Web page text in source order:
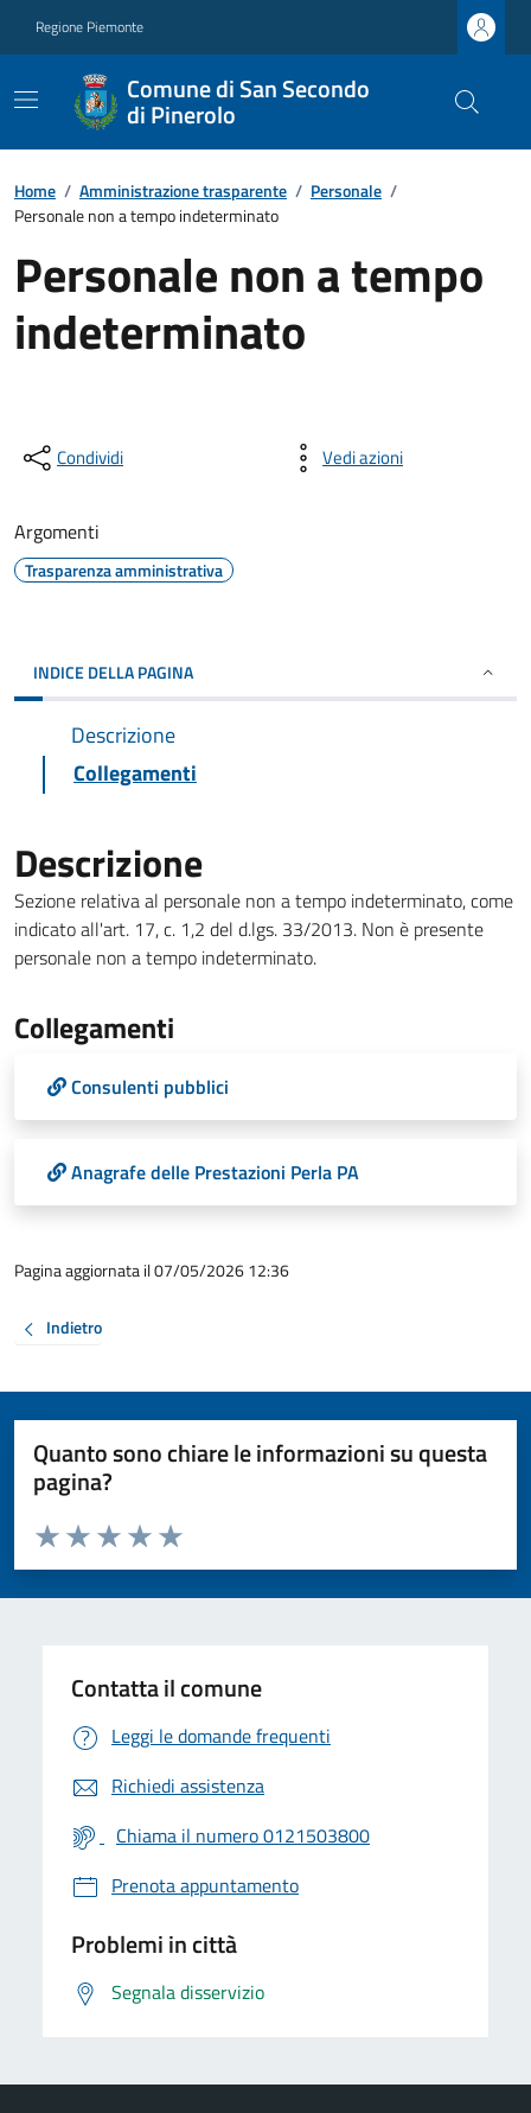
Regione Piemonte
Comune di San Secondo
di Pinerolo
Home / Amministrazione trasparente / Personale /
Personale non a tempo indeterminato
Personale non a tempo
indeterminato
Condividi Vedi azioni
Argomenti
Trasparenza amministrativa
INDICE DELLA PAGINA
Descrizione
Collegamenti
Descrizione
Sezione relativa al personale non a tempo indeterminato, come
indicato all'art. 17, c. 1,2 del d.lgs. 33/2013. Non è presente
personale non a tempo indeterminato.
Collegamenti
Consulenti pubblici
Anagrafe delle Prestazioni Perla PA
Pagina aggiornata il 07/05/2026 12:36
Indietro
Quanto sono chiare le informazioni su questa
pagina?
Valuta da 1 a 5 stelle la pagina
Valuta 5 stelle su 5
Valuta 4 stelle su 5
Valuta 3 stelle su 5
Valuta 2 stelle su 5
Valuta 1 stelle su 5
Contatta il comune
Leggi le domande frequenti
Richiedi assistenza
Chiama il numero 0121503800
Prenota appuntamento
Problemi in città
Segnala disservizio